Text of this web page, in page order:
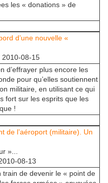
les « donations » de
d’une nouvelle «
2010-08-15
d’effrayer plus encore les
pour qu’elles soutiennent
militaire, en utilisant ce qui
fort sur les esprits que les
!
de l’aéroport (militaire). Un
»...
08-13
train de devenir le « point de